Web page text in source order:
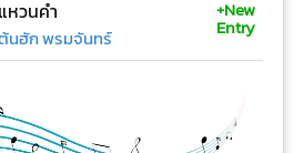
แหวนคำ
นฮัก พรมจันทร์
+New
Entry